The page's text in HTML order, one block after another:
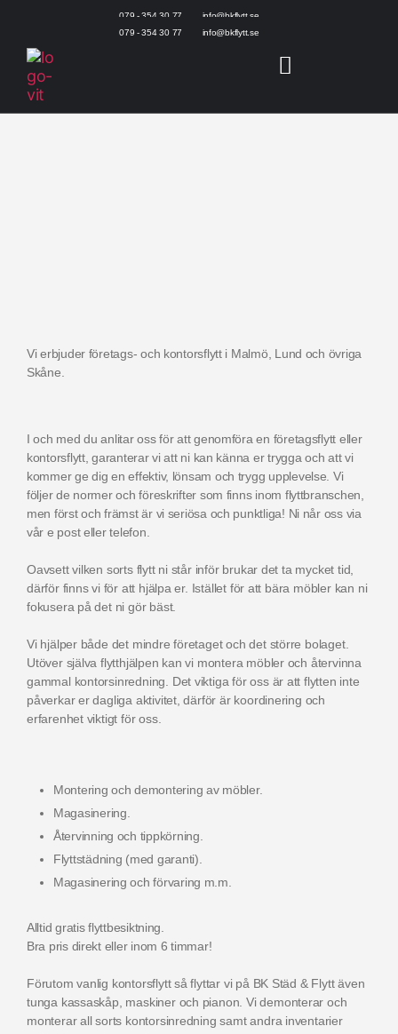
079 - 354 30 77
info@bkflytt.se
079 - 354 30 77
info@bkflytt.se
Vi erbjuder företags- och kontorsflytt i Malmö, Lund och övriga
Skåne.
I och med du anlitar oss för att genomföra en företagsflytt eller
kontorsflytt, garanterar vi att ni kan känna er trygga och att vi
kommer ge dig en effektiv, lönsam och trygg upplevelse. Vi
följer de normer och föreskrifter som finns inom flyttbranschen,
men först och främst är vi seriösa och punktliga! Ni når oss via
vår e post eller telefon.
Oavsett vilken sorts flytt ni står inför brukar det ta mycket tid,
därför finns vi för att hjälpa er. Istället för att bära möbler kan ni
fokusera på det ni gör bäst.
Vi hjälper både det mindre företaget och det större bolaget.
Utöver själva flytthjälpen kan vi montera möbler och återvinna
gammal kontorsinredning. Det viktiga för oss är att flytten inte
påverkar er dagliga aktivitet, därför är koordinering och
erfarenhet viktigt för oss.
Montering och demontering av möbler.
Magasinering.
Återvinning och tippkörning.
Flyttstädning (med garanti).
Magasinering och förvaring m.m.
Alltid gratis flyttbesiktning.
Bra pris direkt eller inom 6 timmar!
Förutom vanlig kontorsflytt så flyttar vi på BK Städ & Flytt även
tunga kassaskåp, maskiner och pianon. Vi demonterar och
monterar all sorts kontorsinredning samt andra inventarier